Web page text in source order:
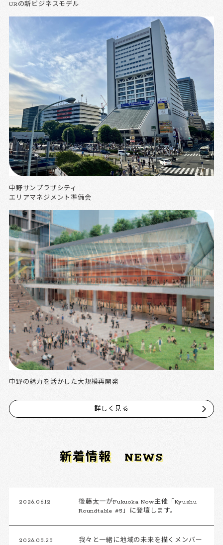
URの新ビジネスモデル
中野サンプラザシティ
エリアマネジメント準備会
中野の魅力を活かした大規模再開発
詳しく見る
新着情報 NEWS
2026.06.12
後藤太一がFukuoka Now主催「Kyushu
Roundtable #5」に登壇します。
2026.05.25
我々と一緒に地域の未来を描くメンバー